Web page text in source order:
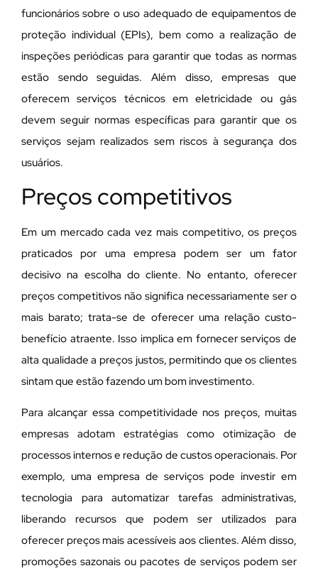
funcionários sobre o uso adequado de equipamentos de
proteção individual (EPIs), bem como a realização de
inspeções periódicas para garantir que todas as normas
estão sendo seguidas. Além disso, empresas que
oferecem serviços técnicos em eletricidade ou gás
devem seguir normas específicas para garantir que os
serviços sejam realizados sem riscos à segurança dos
usuários.
Preços competitivos
Em um mercado cada vez mais competitivo, os preços
praticados por uma empresa podem ser um fator
decisivo na escolha do cliente. No entanto, oferecer
preços competitivos não significa necessariamente ser o
mais barato; trata-se de oferecer uma relação custo-
benefício atraente. Isso implica em fornecer serviços de
alta qualidade a preços justos, permitindo que os clientes
sintam que estão fazendo um bom investimento.
Para alcançar essa competitividade nos preços, muitas
empresas adotam estratégias como otimização de
processos internos e redução de custos operacionais. Por
exemplo, uma empresa de serviços pode investir em
tecnologia para automatizar tarefas administrativas,
liberando recursos que podem ser utilizados para
oferecer preços mais acessíveis aos clientes. Além disso,
promoções sazonais ou pacotes de serviços podem ser